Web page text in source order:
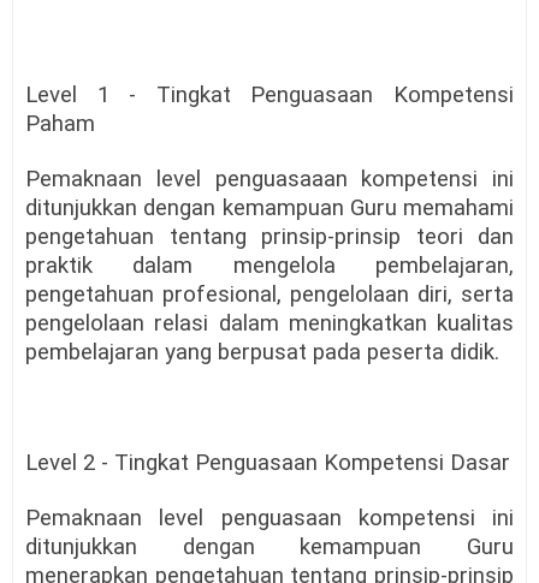
Level 1 - Tingkat Penguasaan Kompetensi
Paham
Pemaknaan level penguasaaan kompetensi ini
ditunjukkan dengan kemampuan Guru memahami
pengetahuan tentang prinsip-prinsip teori dan
praktik dalam mengelola pembelajaran,
pengetahuan profesional, pengelolaan diri, serta
pengelolaan relasi dalam meningkatkan kualitas
pembelajaran yang berpusat pada peserta didik.
Level 2 - Tingkat Penguasaan Kompetensi Dasar
Pemaknaan level penguasaan kompetensi ini
ditunjukkan dengan kemampuan Guru
menerapkan pengetahuan tentang prinsip-prinsip